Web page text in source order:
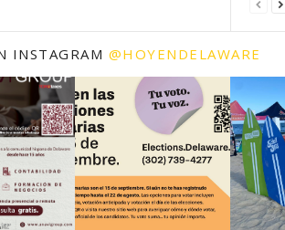
INSTAGRAM @HOYENDELAWARE